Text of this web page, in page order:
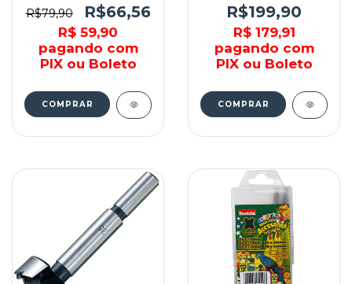
R$79,90
R$66,56
R$ 59,90
pagando com
PIX ou Boleto
COMPRAR
12MM P/ SHIITAKE B-
49753 - MAKITA
R$199,90
R$ 179,91
pagando com
PIX ou Boleto
COMPRAR